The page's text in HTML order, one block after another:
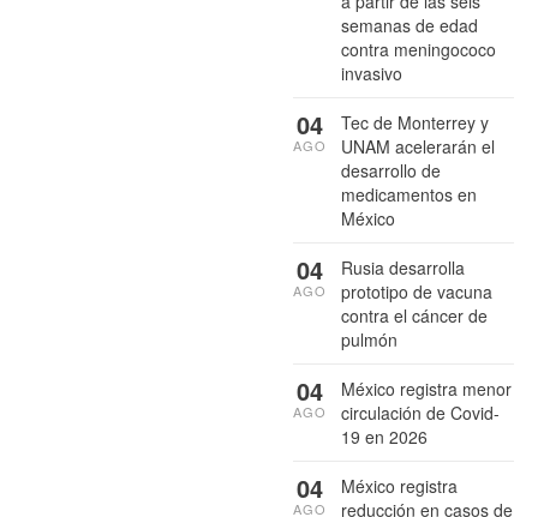
semanas de edad
contra meningococo
invasivo
Tec de Monterrey y
UNAM acelerarán el
desarrollo de
medicamentos en
México
04
AGO
Rusia desarrolla
prototipo de vacuna
contra el cáncer de
pulmón
04
AGO
México registra menor
circulación de Covid-
19 en 2026
04
AGO
México registra
reducción en casos de
04
AGO